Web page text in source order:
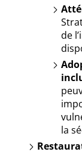
de
la